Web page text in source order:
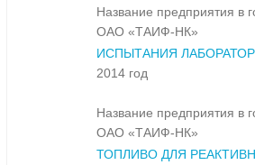
Название предприятия в
ОАО «ТАИФ-НК»
ИСПЫТАНИЯ
2014 год
Название предприятия в
ОАО «ТАИФ-НК»
ТОПЛИВО ДЛЯ